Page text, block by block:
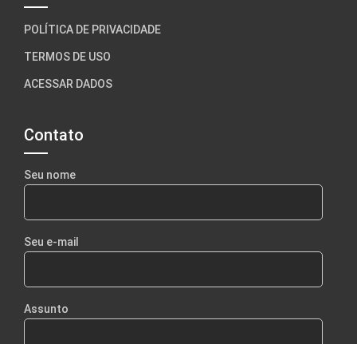
POLÍTICA DE PRIVACIDADE
TERMOS DE USO
ACESSAR DADOS
Contato
Seu nome
Seu e-mail
Assunto